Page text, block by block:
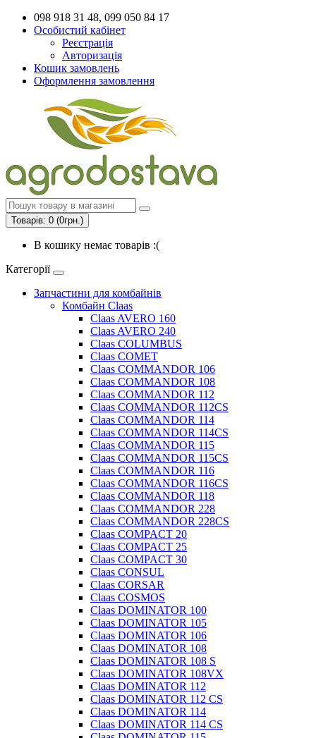
098 918 31 48, 099 050 84 17
Особистий кабінет
Реєстрація
Авторизація
Кошик замовлень
Оформлення замовлення
Товарів: 0 (0грн.)
В кошику немає товарів :(
Категорії
Запчастини для комбайнів
Комбайн Claas
Claas AVERO 160
Claas AVERO 240
Claas COLUMBUS
Claas COMET
Claas COMMANDOR 106
Claas COMMANDOR 108
Claas COMMANDOR 112
Claas COMMANDOR 112CS
Claas COMMANDOR 114
Claas COMMANDOR 114CS
Claas COMMANDOR 115
Claas COMMANDOR 115CS
Claas COMMANDOR 116
Claas COMMANDOR 116CS
Claas COMMANDOR 118
Claas COMMANDOR 228
Claas COMMANDOR 228CS
Claas COMPACT 20
Claas COMPACT 25
Claas COMPACT 30
Claas CONSUL
Claas CORSAR
Claas COSMOS
Claas DOMINATOR 100
Claas DOMINATOR 105
Claas DOMINATOR 106
Claas DOMINATOR 108
Claas DOMINATOR 108 S
Claas DOMINATOR 108VX
Claas DOMINATOR 112
Claas DOMINATOR 112 CS
Claas DOMINATOR 114
Claas DOMINATOR 114 CS